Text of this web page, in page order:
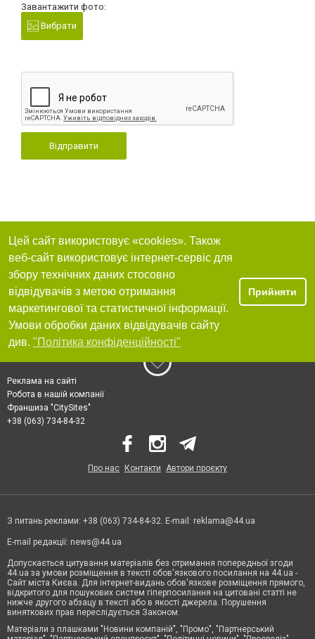
Завантажити фото:
Вибрати
Відправити
Цей сайт використовує «cookies». Також
веб-сайт використовує інтернет-сервіс для
збору технічних даних стосовно
відвідувачів з метою отримання
маркетингової та статистичної інформації.
Умови обробки даних відвідувачів сайту
див. "Політика конфіденційності"
Прийняти
Реклама на сайті
Робота в нашій компанії
Франшиза "CitySites"
+38 (063) 734-84-32
Про нас Контакти Автори проєкту
З питань реклами: +38 (063) 734-84-32. E-mail: reklama@44.ua
E-mail редакції: news@44.ua
Допускається цитування матеріалів без отримання попередньої згоди
44.ua за умови розміщення в тексті обов'язкового посилання на 44.ua -
Сайт міста Києва. Для інтернет-видань обов'язкове розміщення прямого,
відкритого для пошукових систем гіперпосилання на цитовані статті не
нижче другого абзацу в тексті або в якості джерела. Порушення
виняткових прав переслідується Законом.
Матеріали з плашками "Новини компаній", "Промо", "Партнерський